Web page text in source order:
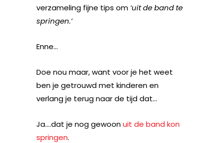
verzameling fijne tips om ‘uit de band te
springen.’
Enne…
Doe nou maar, want voor je het weet
ben je getrouwd met kinderen en
verlang je terug naar de tijd dat…
Ja….dat je nog gewoonuit de band kon
springen.